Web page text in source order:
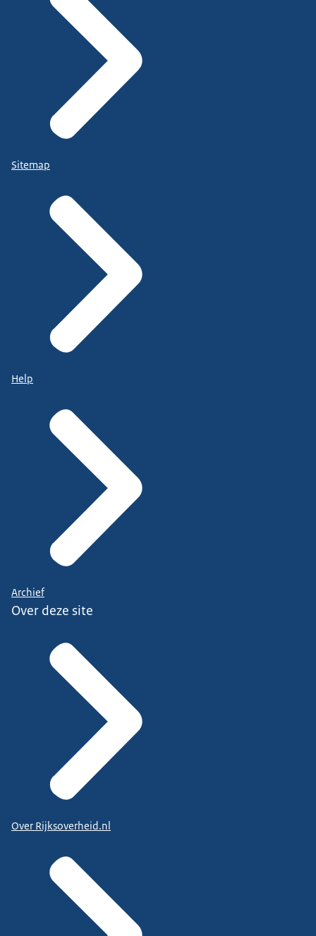
Sitemap
Help
Archief
Over deze site
Over Rijksoverheid.nl